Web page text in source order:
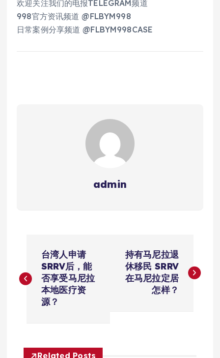
欢迎关注我们的电报TELEGRAM频道
998官方资讯频道 @FLBYM998
日常案例分享频道 @FLBYM998CASE
admin
章
台湾人申请
SRRV后，能
否享受马尼拉
本地医疗资
源？
持有马尼拉退
休移民 SRRV
在马尼拉定居
怎样？
Related Posts